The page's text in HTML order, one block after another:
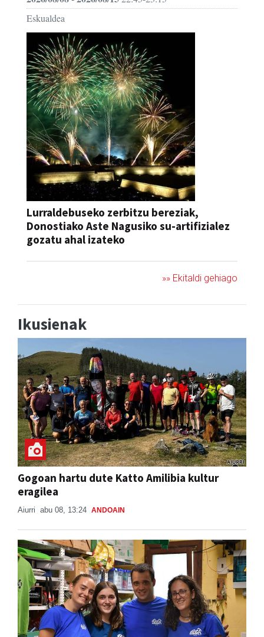
Lurraldebuseko zerbitzu bereziak,
Donostiako Aste Nagusiko su-artifizialez
gozatu ahal izateko
Gogoan hartu dute Katto Amilibia kultur
eragilea
Aiurri abu 08, 13:24